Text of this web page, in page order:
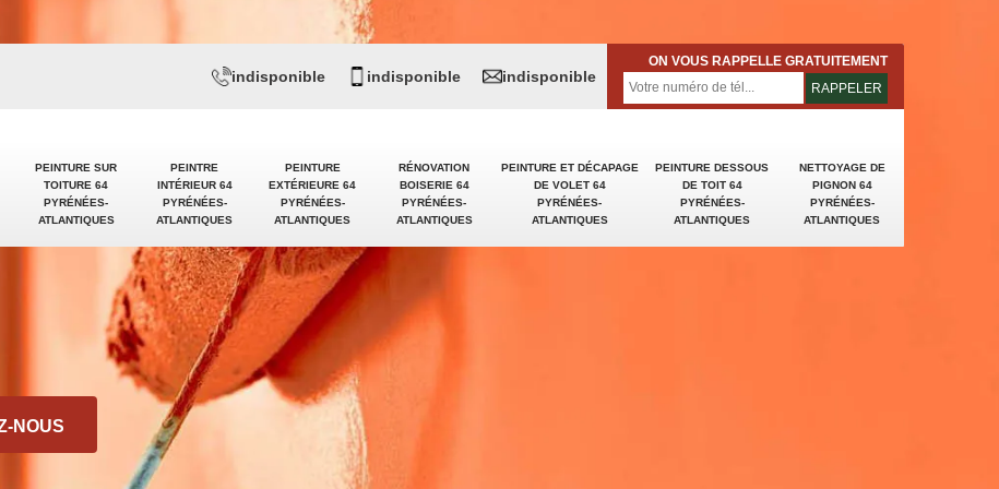
PEINTURE SUR
TOITURE 64
PYRÉNÉES-
ATLANTIQUES
PEINTRE
INTÉRIEUR 64
PYRÉNÉES-
ATLANTIQUES
PEINTURE
EXTÉRIEURE 64
PYRÉNÉES-
ATLANTIQUES
RÉNOVATION
BOISERIE 64
PYRÉNÉES-
ATLANTIQUES
PEINTURE ET DÉCAPAGE
DE VOLET 64
PYRÉNÉES-
ATLANTIQUES
PEINTURE DESSOUS
DE TOIT 64
PYRÉNÉES-
ATLANTIQUES
NETTOYAGE DE
PIGNON 64
PYRÉNÉES-
ATLANTIQUES
indisponible indisponible indisponible
ON VOUS RAPPELLE GRATUITEMENT
NOUS